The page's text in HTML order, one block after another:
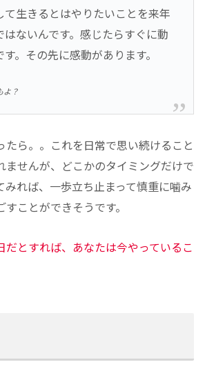
て生きるとはやりたいことを来年
はないんです。感じたらすぐに動
。その先に感動があります。
よ？
たら。。これを日常で思い続けること
ませんが、どこかのタイミングだけで
みれば、一歩立ち止まって慎重に噛み
ことができそうです。
だとすれば、あなたは今やっているこ